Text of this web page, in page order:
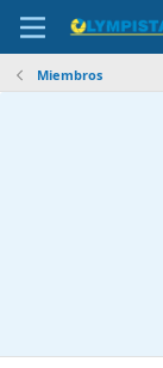
Miembros